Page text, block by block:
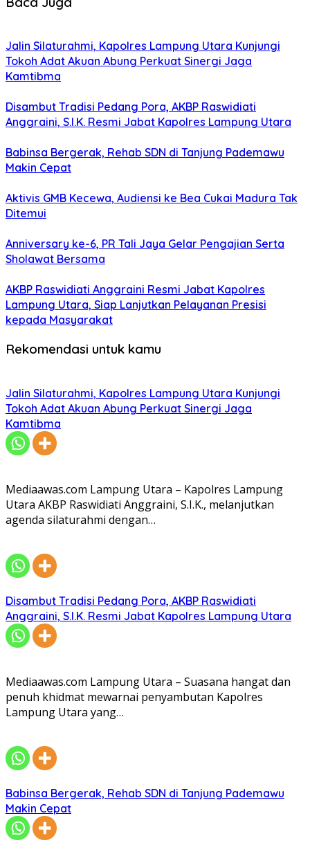
Jalin Silaturahmi, Kapolres Lampung Utara Kunjungi
Tokoh Adat Akuan Abung Perkuat Sinergi Jaga
Kamtibma
Disambut Tradisi Pedang Pora, AKBP Raswidiati
Anggraini, S.I.K. Resmi Jabat Kapolres Lampung Utara
Babinsa Bergerak, Rehab SDN di Tanjung Pademawu
Makin Cepat
Aktivis GMB Kecewa, Audiensi ke Bea Cukai Madura Tak
Ditemui
Anniversary ke-6, PR Tali Jaya Gelar Pengajian Serta
Sholawat Bersama
AKBP Raswidiati Anggraini Resmi Jabat Kapolres
Lampung Utara, Siap Lanjutkan Pelayanan Presisi
kepada Masyarakat
Rekomendasi untuk kamu
Jalin Silaturahmi, Kapolres Lampung Utara Kunjungi
Tokoh Adat Akuan Abung Perkuat Sinergi Jaga
Kamtibma
Mediaawas.com Lampung Utara – Kapolres Lampung
Utara AKBP Raswidiati Anggraini, S.I.K., melanjutkan
agenda silaturahmi dengan…
Disambut Tradisi Pedang Pora, AKBP Raswidiati
Anggraini, S.I.K. Resmi Jabat Kapolres Lampung Utara
Mediaawas.com Lampung Utara – Suasana hangat dan
penuh khidmat mewarnai penyambutan Kapolres
Lampung Utara yang…
Babinsa Bergerak, Rehab SDN di Tanjung Pademawu
Makin Cepat